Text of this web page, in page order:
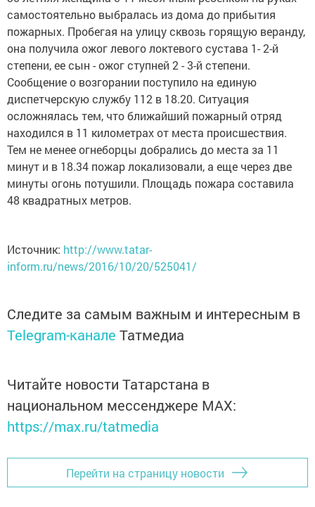
самостоятельно выбралась из дома до прибытия
пожарных. Пробегая на улицу сквозь горящую веранду,
она получила ожог левого локтевого сустава 1- 2-й
степени, ее сын - ожог ступней 2 - 3-й степени.
Сообщение о возгорании поступило на единую
диспетчерскую службу 112 в 18.20. Ситуация
осложнялась тем, что ближайший пожарный отряд
находился в 11 километрах от места происшествия.
Тем не менее огнеборцы добрались до места за 11
минут и в 18.34 пожар локализовали, а еще через две
минуты огонь потушили. Площадь пожара составила
48 квадратных метров.
Источник: http://www.tatar-
inform.ru/news/2016/10/20/525041/
Следите за самым важным и интересным в
Telegram-канале Татмедиа
Читайте новости Татарстана в
национальном мессенджере MАХ:
https://max.ru/tatmedia
Перейти на страницу новости